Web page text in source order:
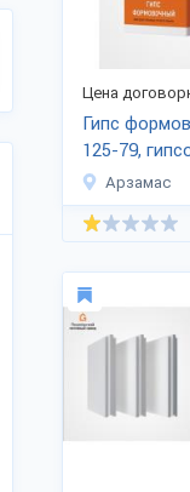
Цена
Гипс
125-79,
Арзамас